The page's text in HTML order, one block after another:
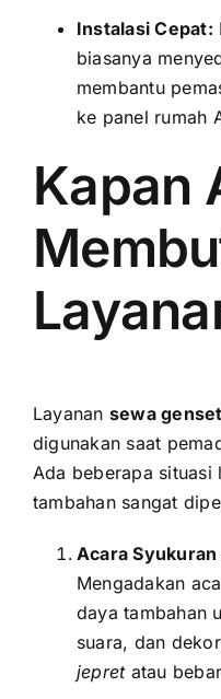
Instalasi Cepat:
biasanya
membantu
ke panel rumah
Kapan
Layanan sewa
digunakan saat
Ada beberapa situasi
tambahan sangat
Acara Syukuran
Mengadakan
daya tambahan
suara, dan
jepretatau